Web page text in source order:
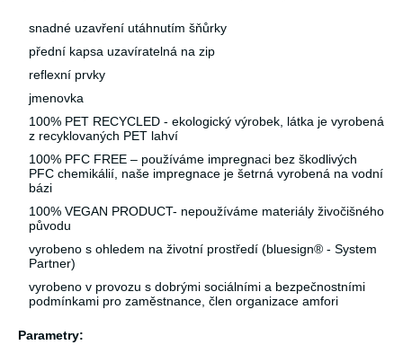
snadné uzavření utáhnutím šňůrky
přední kapsa uzavíratelná na zip
reflexní prvky
jmenovka
100% PET RECYCLED - ekologický výrobek, látka je vyrobená
z recyklovaných PET lahví
100% PFC FREE – používáme impregnaci bez škodlivých
PFC chemikálií, naše impregnace je šetrná vyrobená na vodní
bázi
100% VEGAN PRODUCT- nepoužíváme materiály živočišného
původu
vyrobeno s ohledem na životní prostředí (bluesign® - System
Partner)
vyrobeno v provozu s dobrými sociálními a bezpečnostními
podmínkami pro zaměstnance, člen organizace amfori
Parametry: